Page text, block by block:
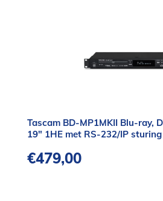
Tascam BD-MP1MKII Blu-ray,
19″ 1HE met RS-232/IP sturing
€479,00